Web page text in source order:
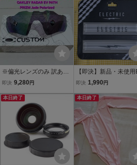
mana BLUE TM50（ディ
アマナブルー）
（9.0°）【S】
NX GOLD 50
※偏光レンズのみ 訳あり
新品 OAKLEY RADAR EV
ー イーブイ パス PRIZM J
ade Polarized プリズム
ポラライズド
即決 9,280 円
【即決】新品・未使
ECTRIC DECK PAD
クトリック ホワイト バ
タイプ 大人気 8mmの
でグリップ28%OFF
即決 1,990 円
本日終了 本日終了